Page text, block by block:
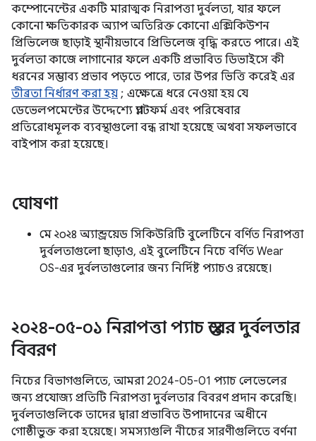
কম্পোনেন্টের একটি মারাত্মক নিরাপত্তা দুর্বলতা, যার ফলে
কোনো ক্ষতিকারক অ্যাপ অতিরিক্ত কোনো এক্সিকিউশন
প্রিভিলেজ ছাড়াই স্থানীয়ভাবে প্রিভিলেজ বৃদ্ধি করতে পারে। এই
দুর্বলতা কাজে লাগানোর ফলে একটি প্রভাবিত ডিভাইসে কী
ধরনের সম্ভাব্য প্রভাব পড়তে পারে, তার উপর ভিত্তি করেই এর
তীব্রতা নির্ধারণ করা হয় ; এক্ষেত্রে ধরে নেওয়া হয় যে
ডেভেলপমেন্টের উদ্দেশ্যে প্ল্যাটফর্ম এবং পরিষেবার
প্রতিরোধমূলক ব্যবস্থাগুলো বন্ধ রাখা হয়েছে অথবা সফলভাবে
বাইপাস করা হয়েছে।
ঘোষণা
মে ২০২৪ অ্যান্ড্রয়েড সিকিউরিটি বুলেটিনে বর্ণিত নিরাপত্তা
দুর্বলতাগুলো ছাড়াও, এই বুলেটিনে নিচে বর্ণিত Wear
OS-এর দুর্বলতাগুলোর জন্য নির্দিষ্ট প্যাচও রয়েছে।
২০২৪-০৫-০১ নিরাপত্তা প্যাচ স্তরের দুর্বলতার
বিবরণ
নিচের বিভাগগুলিতে, আমরা 2024-05-01 প্যাচ লেভেলের
জন্য প্রযোজ্য প্রতিটি নিরাপত্তা দুর্বলতার বিবরণ প্রদান করেছি।
দুর্বলতাগুলিকে তাদের দ্বারা প্রভাবিত উপাদানের অধীনে
গোষ্ঠীভুক্ত করা হয়েছে। সমস্যাগুলি নীচের সারণীগুলিতে বর্ণনা